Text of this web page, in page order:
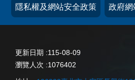
隱私權及網站安全政策 政府網
更新日期
115-08-09
瀏覽人次
1076402